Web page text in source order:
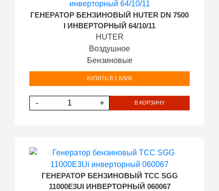
ГЕНЕРАТОР БЕНЗИНОВЫЙ HUTER DN 7500
I ИНВЕРТОРНЫЙ 64/10/11
HUTER
Воздушное
Бензиновые
КУПИТЬ В 1 КЛИК
- + В КОРЗИНУ
ГЕНЕРАТОР БЕНЗИНОВЫЙ ТСС SGG
11000E3UI ИНВЕРТОРНЫЙ 060067